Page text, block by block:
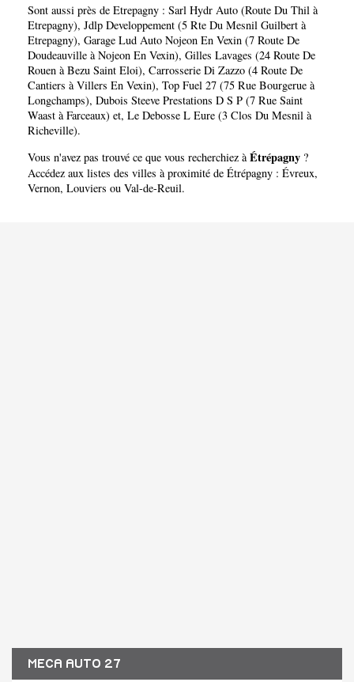
Sont aussi près de Etrepagny : Sarl Hydr Auto (Route Du Thil à
Etrepagny), Jdlp Developpement (5 Rte Du Mesnil Guilbert à
Etrepagny), Garage Lud Auto Nojeon En Vexin (7 Route De
Doudeauville à Nojeon En Vexin), Gilles Lavages (24 Route De
Rouen à Bezu Saint Eloi), Carrosserie Di Zazzo (4 Route De
Cantiers à Villers En Vexin), Top Fuel 27 (75 Rue Bourgerue à
Longchamps), Dubois Steeve Prestations D S P (7 Rue Saint
Waast à Farceaux) et, Le Debosse L Eure (3 Clos Du Mesnil à
Richeville).
Vous n'avez pas trouvé ce que vous recherchiez àÉtrépagny ?
Accédez aux listes des villes à proximité de Étrépagny : Évreux,
Vernon, Louviers ou Val-de-Reuil.
MECA AUTO 27